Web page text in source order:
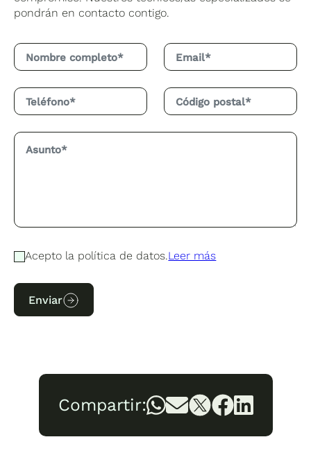
pondrán en contacto contigo.
Acepto la política de datos.Leer más
Enviar
Compartir: